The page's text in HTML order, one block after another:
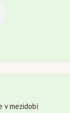
v mezidobí